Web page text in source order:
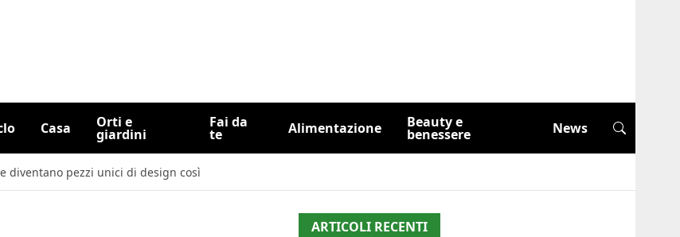
Casa Orti e
giardini
Fai da
te Alimentazione Beauty e
benessere News
diventano pezzi unici di design così
ARTICOLI RECENTI